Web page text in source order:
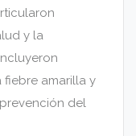
y la
amarilla y
del